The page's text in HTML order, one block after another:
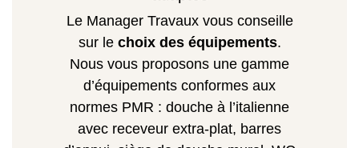
Le Manager Travaux vous conseille
sur le choix des équipements.
Nous vous proposons une gamme
d’équipements conformes aux
normes PMR : douche à l’italienne
avec receveur extra-plat, barres